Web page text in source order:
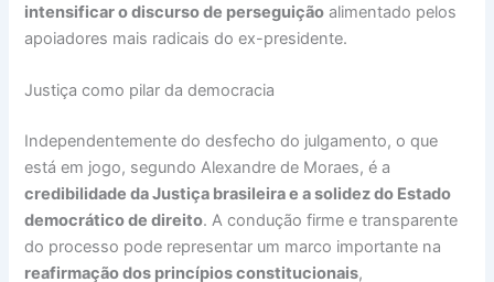
intensificar o discurso de perseguição alimentado pelos
apoiadores mais radicais do ex-presidente.
Justiça como pilar da democracia
Independentemente do desfecho do julgamento, o que
está em jogo, segundo Alexandre de Moraes, é a
credibilidade da Justiça brasileira e a solidez do Estado
democrático de direito. A condução firme e transparente
do processo pode representar um marco importante na
reafirmação dos princípios constitucionais,